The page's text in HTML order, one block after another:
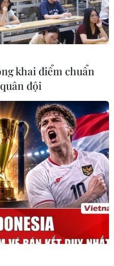
trong khoảng thời gian từ
hoạt động về
quốc
lạc bộ về quyền trẻ em
khai điểm chuẩn
đội